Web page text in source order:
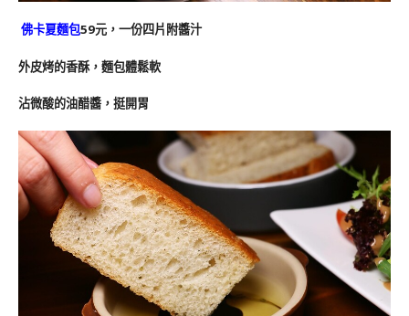
佛卡夏麵包59元，一份四片附醬汁
外皮烤的香酥，麵包體鬆軟
沾微酸的油醋醬，挺開胃